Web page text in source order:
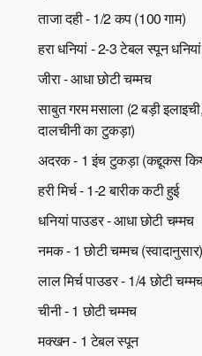
ताजा दही - 1/2 कप (100 गाम)
हरा धनियां - 2-3 टेबल स्पून
जीरा - आधा छोटी चम्मच
साबुत गरम मसाला (2 बड़ी
दालचीनी का टुकड़ा)
अदरक - 1 इंच टुकड़ा (कद्दूकस
हरी मिर्च - 1-2 बारीक कटी हुई
धनियां पाउडर - आधा छोटी चम्मच
नमक - 1 छोटी चम्मच (स्वादानुसार)
लाल मिर्च पाउडर - 1/4 छोटी
चीनी - 1 छोटी चम्मच
मक्खन - 1 टेबल स्पून